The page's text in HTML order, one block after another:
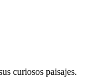
curiosos paisajes.